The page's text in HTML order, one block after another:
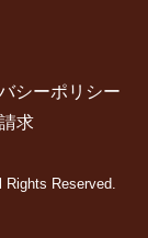
シーポリシー
求
Rights Reserved.